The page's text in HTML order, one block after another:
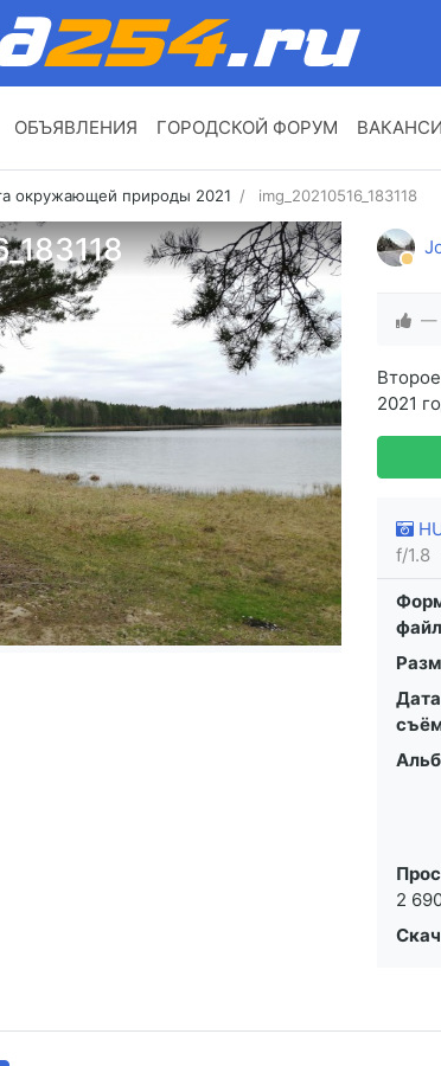
ОБЪЯВЛЕНИЯ ГОРОДСКОЙ ФОРУМ
окружающей природы 2021 img_20210516_183118
—
2021
f/1.8
Дата
2